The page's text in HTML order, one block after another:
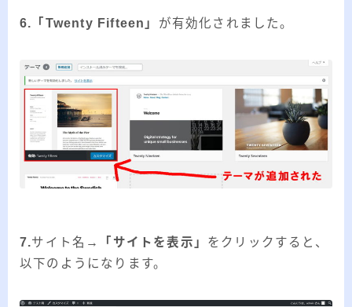
6.「Twenty Fifteen」 が有効化されました。
7.サイト名→ 「サイトを表示」 をクリックすると、
以下のようになります。